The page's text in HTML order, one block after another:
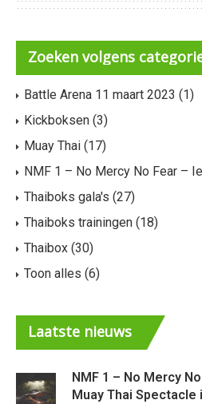
Zoeken volgens
Battle Arena 11 maart 2023 (1)
Kickboksen (3)
Muay Thai (17)
NMF 1 – No Mercy No Fear –
Thaiboks gala's (27)
Thaiboks trainingen (18)
Thaibox (30)
Toon alles (6)
Laatste nieuws
NMF 1 – No Mercy
Muay Thai Spectacle